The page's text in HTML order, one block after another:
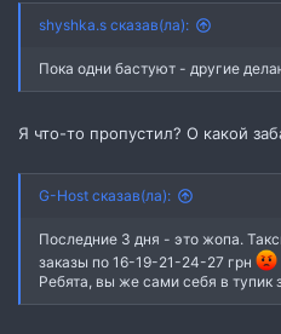
shyshka.s сказав(ла):
Пока одни бастуют - другие
Я что-то пропустил? О какой
G-Host сказав(ла):
Последние 3 дня - это жопа.
заказы по 16-19-21-24-27 грн
Ребята, вы же сами себя в тупик